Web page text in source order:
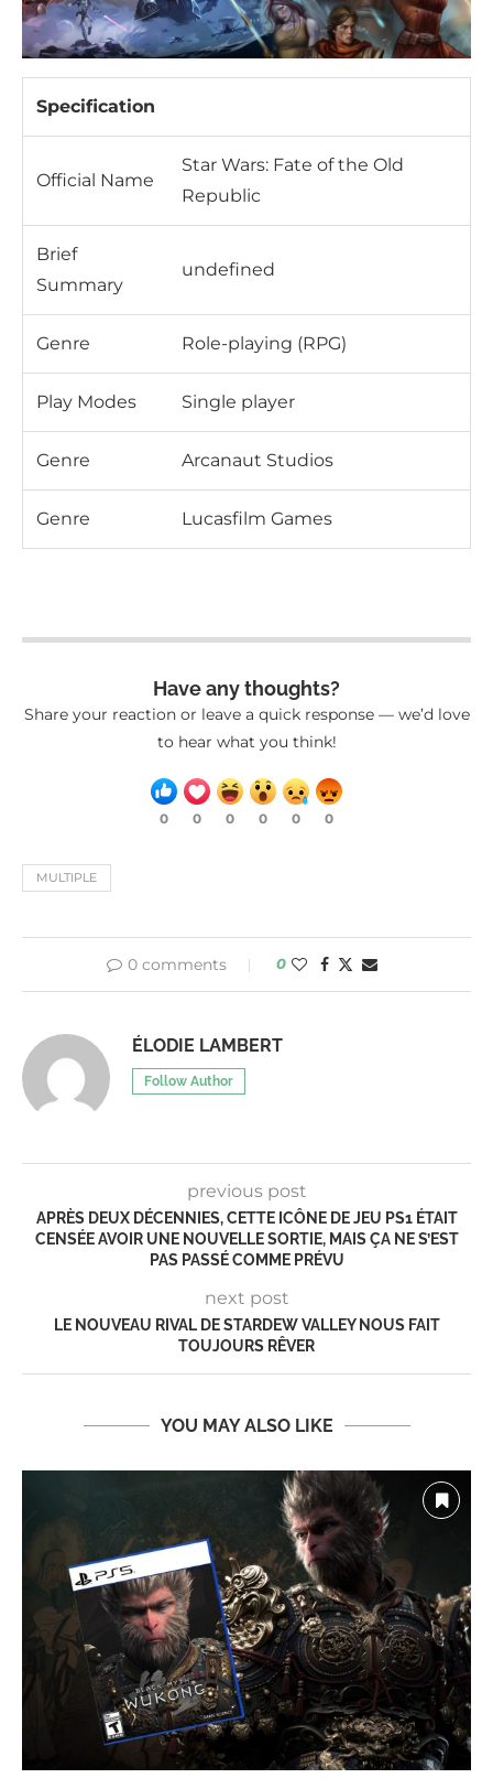
Specification
Official Name
Star Wars: Fate of the Old
Republic
Brief
Summary
undefined
Genre Role-playing (RPG)
Play Modes Single player
Genre Arcanaut Studios
Genre Lucasfilm Games
Have any thoughts?
Share your reaction or leave a quick response — we’d love
to hear what you think!
0 0 0 0 0 0
MULTIPLE
0 comments 0
ÉLODIE LAMBERT
Follow Author
previous post
APRÈS DEUX DÉCENNIES, CETTE ICÔNE DE JEU PS1 ÉTAIT
CENSÉE AVOIR UNE NOUVELLE SORTIE, MAIS ÇA NE S’EST
PAS PASSÉ COMME PRÉVU
next post
LE NOUVEAU RIVAL DE STARDEW VALLEY NOUS FAIT
TOUJOURS RÊVER
YOU MAY ALSO LIKE